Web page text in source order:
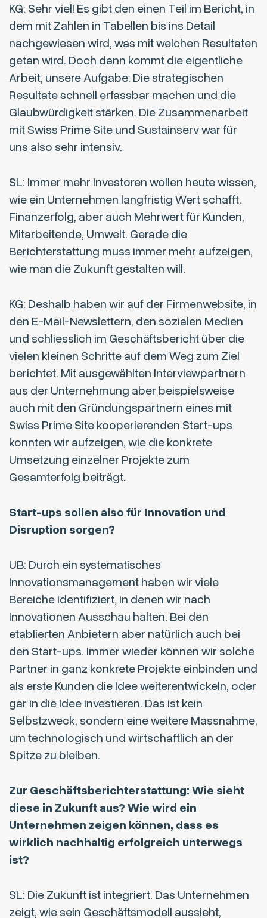
KG: Sehr viel! Es gibt den einen Teil im Bericht, in
dem mit Zahlen in Tabellen bis ins Detail
nachgewiesen wird, was mit welchen Resultaten
getan wird. Doch dann kommt die eigentliche
Arbeit, unsere Aufgabe: Die strategischen
Resultate schnell erfassbar machen und die
Glaubwürdigkeit stärken. Die Zusammenarbeit
mit Swiss Prime Site und Sustainserv war für
uns also sehr intensiv.
SL: Immer mehr Investoren wollen heute wissen,
wie ein Unternehmen langfristig Wert schafft.
Finanzerfolg, aber auch Mehrwert für Kunden,
Mitarbeitende, Umwelt. Gerade die
Berichterstattung muss immer mehr aufzeigen,
wie man die Zukunft gestalten will.
KG: Deshalb haben wir auf der Firmenwebsite, in
den E-Mail-Newslettern, den sozialen Medien
und schliesslich im Geschäftsbericht über die
vielen kleinen Schritte auf dem Weg zum Ziel
berichtet. Mit ausgewählten Interviewpartnern
aus der Unternehmung aber beispielsweise
auch mit den Gründungspartnern eines mit
Swiss Prime Site kooperierenden Start-ups
konnten wir aufzeigen, wie die konkrete
Umsetzung einzelner Projekte zum
Gesamterfolg beiträgt.
Start-ups sollen also für Innovation und
Disruption sorgen?
UB: Durch ein systematisches
Innovationsmanagement haben wir viele
Bereiche identifiziert, in denen wir nach
Innovationen Ausschau halten. Bei den
etablierten Anbietern aber natürlich auch bei
den Start-ups. Immer wieder können wir solche
Partner in ganz konkrete Projekte einbinden und
als erste Kunden die Idee weiterentwickeln, oder
gar in die Idee investieren. Das ist kein
Selbstzweck, sondern eine weitere Massnahme,
um technologisch und wirtschaftlich an der
Spitze zu bleiben.
Zur Geschäftsberichterstattung: Wie sieht
diese in Zukunft aus? Wie wird ein
Unternehmen zeigen können, dass es
wirklich nachhaltig erfolgreich unterwegs
ist?
SL: Die Zukunft ist integriert. Das Unternehmen
zeigt, wie sein Geschäftsmodell aussieht,